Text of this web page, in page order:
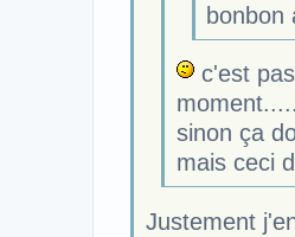
bonbon
c'est pas
sinon ça
mais ceci
Justement